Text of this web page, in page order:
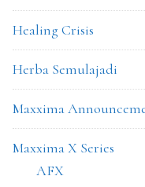
Healing Crisis
Herba Semulajadi
Maxxima
Maxxima X Series
AFX